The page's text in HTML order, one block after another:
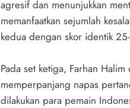
agresif dan menunjukkan
memanfaatkan sejumlah
kedua dengan skor identik
Pada set ketiga, Farhan
memperpanjang napas
dilakukan para pemain